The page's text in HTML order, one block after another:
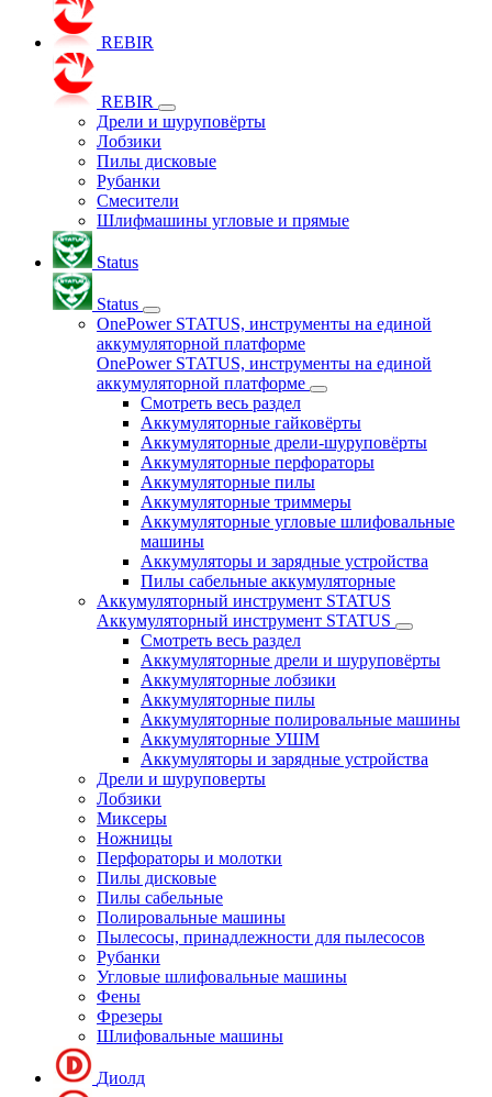
REBIR
REBIR
Дрели и шуруповёрты
Лобзики
Пилы дисковые
Рубанки
Смесители
Шлифмашины угловые и прямые
Status
Status
OnePower STATUS, инструменты на единой
аккумуляторной платформе
OnePower STATUS, инструменты на единой
аккумуляторной платформе
Смотреть весь раздел
Аккумуляторные гайковёрты
Аккумуляторные дрели-шуруповёрты
Аккумуляторные перфораторы
Аккумуляторные пилы
Аккумуляторные триммеры
Аккумуляторные угловые шлифовальные
машины
Аккумуляторы и зарядные устройства
Пилы сабельные аккумуляторные
Аккумуляторный инструмент STATUS
Аккумуляторный инструмент STATUS
Смотреть весь раздел
Аккумуляторные дрели и шуруповёрты
Аккумуляторные лобзики
Аккумуляторные пилы
Аккумуляторные полировальные машины
Аккумуляторные УШМ
Аккумуляторы и зарядные устройства
Дрели и шуруповерты
Лобзики
Миксеры
Ножницы
Перфораторы и молотки
Пилы дисковые
Пилы сабельные
Полировальные машины
Пылесосы, принадлежности для пылесосов
Рубанки
Угловые шлифовальные машины
Фены
Фрезеры
Шлифовальные машины
Диолд